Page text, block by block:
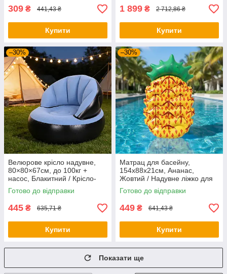
309 ₴ 441,43 ₴
Купити
1 899 ₴ 2 712,86 ₴
Купити
–30%
Велюрове крісло надувне,
80×80×67см, до 100кг +
насос, Блакитний / Крісло-
груша / Надувне крісло для
відпочинку
Готово до відправки
445 ₴ 635,71 ₴
Купити
–30%
Матрац для басейну,
154х88х21см, Ананас,
Жовтий / Надувне ліжко для
плавання / Матрац для
плавання / Надувний
Готово до відправки
449 ₴ 641,43 ₴
Купити
Показати ще